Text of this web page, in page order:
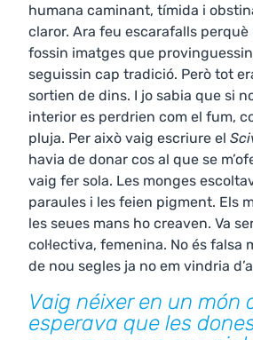
humana caminant, tímida i
claror. Ara feu escarafalls
fossin imatges que
seguissin cap tradició. Però tot
sortien de dins. I jo sabia que si
interior es perdrien com el fum,
pluja. Per això vaig escriure el
havia de donar cos al que se
vaig fer sola. Les monges
paraules i les feien pigment. Els
les seues mans ho creaven. Va
col·lectiva, femenina. No és falsa
de nou segles ja no em vindria
Vaig néixer en un món
esperava que les